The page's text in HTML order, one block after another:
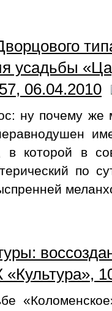
усадьбы
06.04.2010
ну почему
в которой в
по